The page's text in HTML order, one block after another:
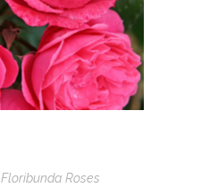
Floribunda Roses